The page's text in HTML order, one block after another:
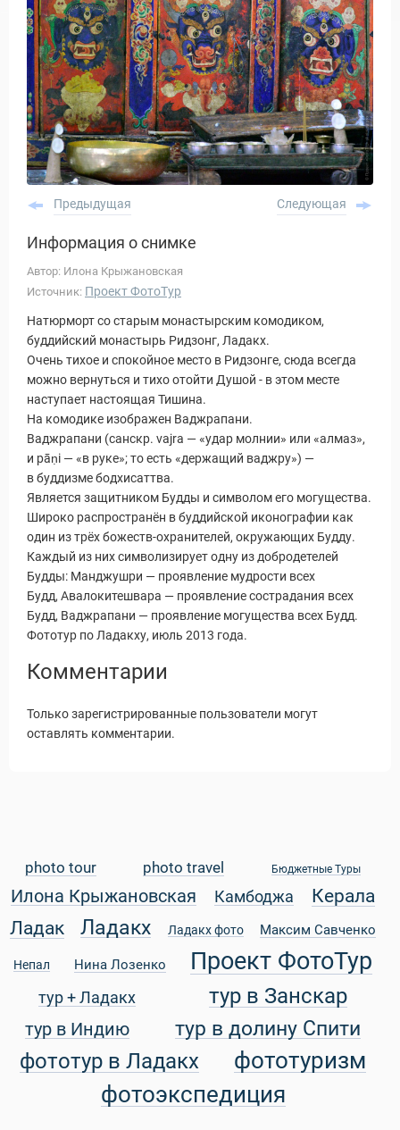
Туры
Предыдущая Следующая
Информация о снимке
Автор: Илона Крыжановская
Источник: Проект ФотоТур
Натюрморт со старым монастырским комодиком,
буддийский монастырь Ридзонг, Ладакх.
Очень тихое и спокойное место в Ридзонге, сюда всегда
можно вернуться и тихо отойти Душой - в этом месте
наступает настоящая Тишина.
На комодике изображен Ваджрапани.
Ваджрапани (санскр. vajra — «удар молнии» или «алмаз»,
и pāṇi — «в руке»; то есть «держащий ваджру») —
в буддизме бодхисаттва.
Является защитником Будды и символом его могущества.
Широко распространён в буддийской иконографии как
один из трёх божеств-охранителей, окружающих Будду.
Каждый из них символизирует одну из добродетелей
Будды: Манджушри — проявление мудрости всех
Будд, Авалокитешвара — проявление сострадания всех
Будд, Ваджрапани — проявление могущества всех Будд.
Фототур по Ладакху, июль 2013 года.
Комментарии
Только зарегистрированные пользователи могут
оставлять комментарии.
photo tour photo travel Бюджетные Туры
Илона Крыжановская Камбоджа
Керала
Ладак
Ладакх Ладакх фото Максим Савченко
Непал Нина Лозенко Проект ФотоТур
тур + Ладакх тур в Занскар
тур в Индию тур в долину Спити
фототур в Ладакх
фототуризм
фотоэкспедиция